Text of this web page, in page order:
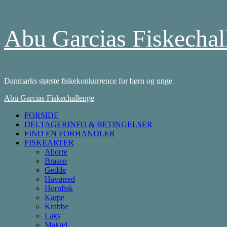
to
content
Abu Garcias
Danmarks største fiskekonkurrence for børn og unge
Primary
Abu Garcias Fiskechallenge
FORSIDE
DELTAGERINFO & BETINGELSER
FIND EN FORHANDLER
FISKEARTER
Aborre
Brasen
Gedde
Havørred
Hornfisk
Karpe
Krabbe
Laks
Makrel